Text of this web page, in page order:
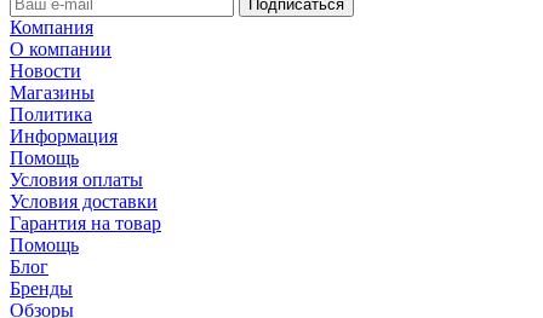
Компания
О компании
Новости
Магазины
Политика
Информация
Помощь
Условия оплаты
Условия доставки
Гарантия на товар
Помощь
Блог
Бренды
Обзоры